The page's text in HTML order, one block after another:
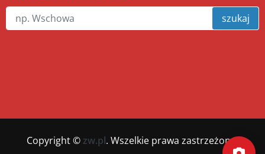
szukaj
Copyright © zw.pl. Wszelkie prawa zastrzeżone.